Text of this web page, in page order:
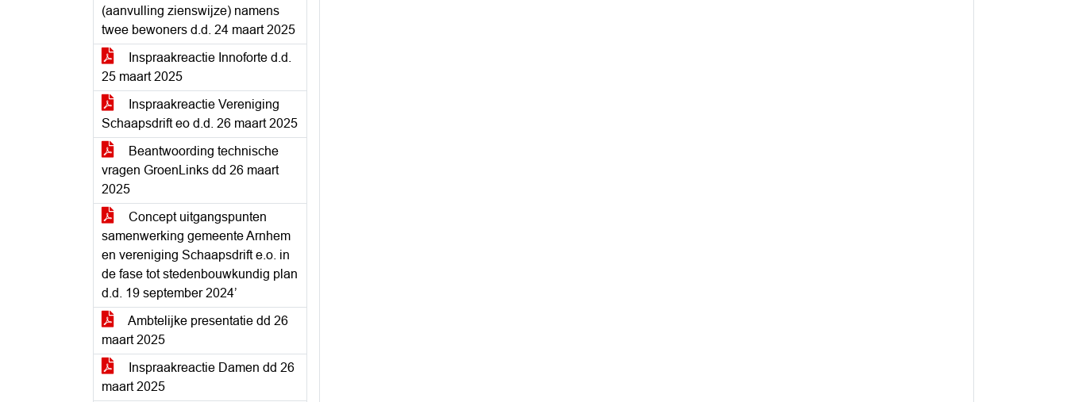
(aanvulling zienswijze) namens
twee bewoners d.d. 24 maart 2025
Inspraakreactie Innoforte d.d.
25 maart 2025
Inspraakreactie Vereniging
Schaapsdrift eo d.d. 26 maart 2025
Beantwoording technische
vragen GroenLinks dd 26 maart
2025
Concept uitgangspunten
samenwerking gemeente Arnhem
en vereniging Schaapsdrift e.o. in
de fase tot stedenbouwkundig plan
d.d. 19 september 2024’
Ambtelijke presentatie dd 26
maart 2025
Inspraakreactie Damen dd 26
maart 2025